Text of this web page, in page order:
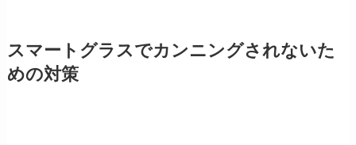
スマートグラスでカンニングされないた
めの対策